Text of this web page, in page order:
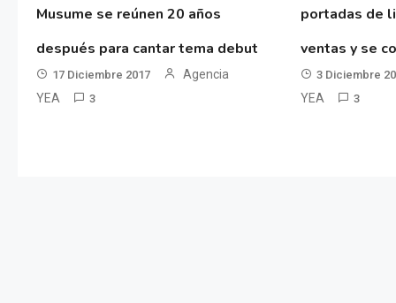
Musume se reúnen 20 años
después para cantar tema debut
17 Diciembre 2017
Agencia
YEA
3
portadas de
ventas y se
3 Diciembre
YEA
3